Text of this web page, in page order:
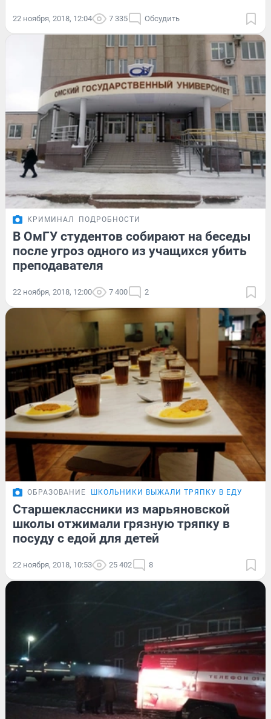
22 ноября, 2018, 12:04 7 335 Обсудить
КРИМИНАЛ ПОДРОБНОСТИ
В ОмГУ студентов собирают на беседы
после угроз одного из учащихся убить
преподавателя
22 ноября, 2018, 12:00 7 400 2
ОБРАЗОВАНИЕ ШКОЛЬНИКИ ВЫЖАЛИ ТРЯПКУ В ЕДУ
Старшеклассники из марьяновской
школы отжимали грязную тряпку в
посуду с едой для детей
22 ноября, 2018, 10:53 25 402 8